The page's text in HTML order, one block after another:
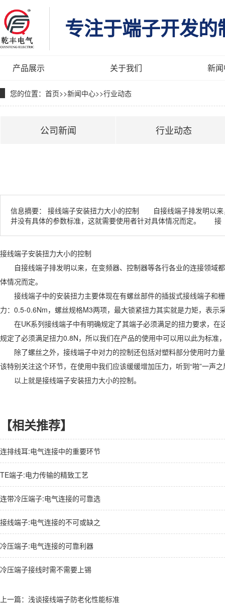
专注于端子开发的
产品展示 关于我们 新
您的位置： 首页>>新闻中心>>行业动态
公司新闻 行业动态
信息摘要：
接线端子安装扭力大小的控制 自接线端子排发明以来
并没有具体的参数标准，这就需要使用者针对具体情况而定。 接
接线端子安装扭力大小的控制
自接线端子排发明以来，在变频器、控制器等各行各业的连接领域
体情况而定。
接线端子中的安装扭力主要体现在有螺丝部件的插拔式接线端子和
力：0.5-0.6Nm，螺丝规格M3两项，最大锁紧扭力其实就是力矩，表
在UK系列接线端子中有明确规定了其端子必须满足的扭力要求，在
规定了必须满足扭力0.8N，所以我们在产品的使用中可以用以此为标
除了螺丝之外，接线端子中对力的控制还包括对塑料部分使用时力
该特别关注这个环节，在使用中我们应该缓缓增加压力，听到“啪”一声
以上就是接线端子安装扭力大小的控制。
【相关推荐】
连排线耳:电气连接中的重要环节
TE端子:电力传输的精致工艺
连带冷压端子:电气连接的可靠选
接线端子:电气连接的不可或缺之
冷压端子:电气连接的可靠利器
冷压端子接线时需不需要上锡
上一篇： 浅谈接线端子防老化性能标准